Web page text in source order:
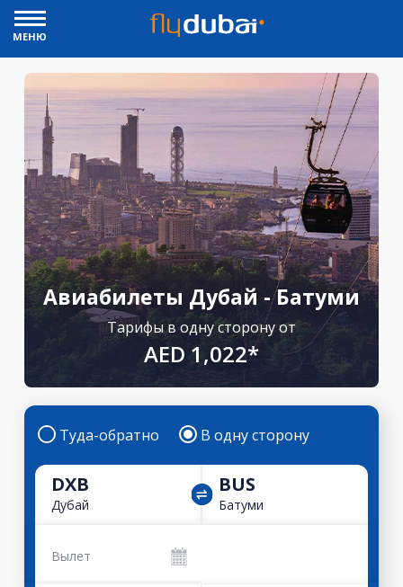
МЕНЮ
Авиабилеты Дубай - Батуми
Тарифы в одну сторону от
AED 1,022*
Туда-обратно В одну сторону
DXB
Дубай
BUS
Батуми
Вылет